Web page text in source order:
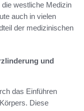
westliche Medizin
auch in vielen
der medizinischen
und
das Einführen
Diese